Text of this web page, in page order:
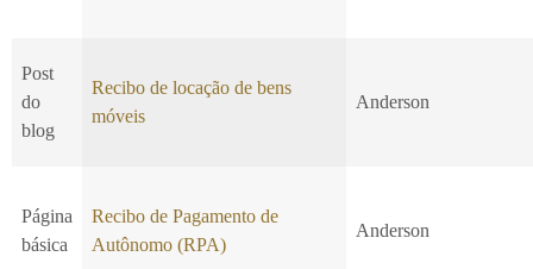
Post
do
blog
Recibo de locação de bens
móveis
Anderson
Página
básica
Recibo de Pagamento de
Autônomo (RPA)
Anderson